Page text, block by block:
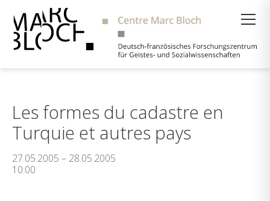
Les formes du cadastre en
Turquie et autres pays
27.05.2005 – 28.05.2005
10:00